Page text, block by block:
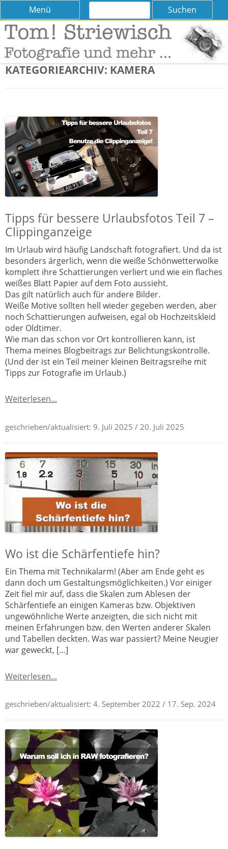
Tom! Striewisch – Fotografieren
lernen
Tipps und Tricks und Meinungen zur Fotografie
Menü
Skip
content
Suchen
KATEGORIEARCHIV: KAMERA
Tipps für bessere Urlaubsfotos Teil 7 –
Clippinganzeige
Im Urlaub wird häufig Landschaft fotografiert. Und da ist
besonders ärgerlich, wenn die weiße Schönwetterwolke
komplett ihre Schattierungen verliert und wie ein flaches
weißes Blatt Papier auf dem Foto aussieht.
Das gilt natürlich auch für andere Bilder.
Weiße Motive sollten hell wieder gegeben werden, aber
noch Schattierungen aufweisen, egal ob Hochzeitskleid
oder Oldtimer.
Wie man das schon vor Ort kontrollieren kann, ist
Thema meines Blogbeitrags zur Belichtungskontrolle.
(Und der ist ein Teil meiner kleinen Beitragsreihe mit
Tipps zur Fotografie im Urlaub.)
Weiterlesen...
geschrieben/aktualisiert: 9. Juli 2025 / 20. Juli 2025
Wo ist die Schärfentiefe hin?
Ein Thema mit Technikalarm! (Aber am Ende geht es
dann doch um Gestaltungsmöglichkeiten.) Vor einiger
Zeit fiel mir auf, dass die Skalen zum Ablesen der
Schärfentiefe an einigen Kameras bzw. Objektiven
ungewöhnliche Werte anzeigten, die sich nicht mit
meinen Erfahrungen bzw. den Werten anderer Skalen
und Tabellen deckten. Was war passiert? Meine Neugier
war geweckt, […]
Weiterlesen...
geschrieben/aktualisiert: 4. September 2022 / 17. Sep. 2024